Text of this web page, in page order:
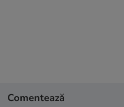
Comentează